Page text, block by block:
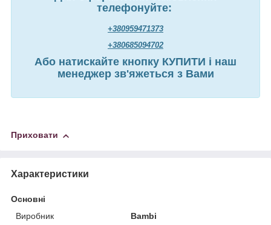
телефонуйте:
+380959471373
+380685094702
Або натискайте кнопку КУПИТИ і наш
менеджер зв'яжеться з Вами
Приховати
Характеристики
Основні
Виробник
Bambi